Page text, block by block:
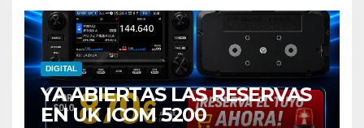
DIGITAL
YA ABIERTAS LAS RESERVAS
EN UK ICOM 5200